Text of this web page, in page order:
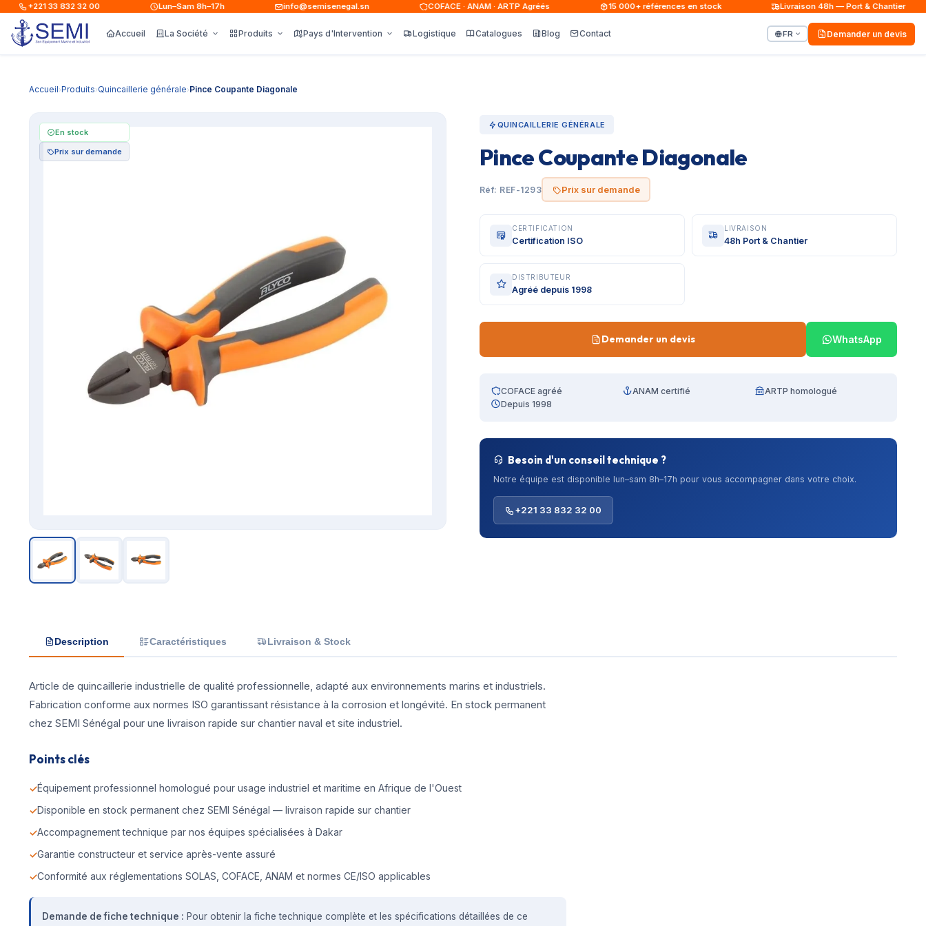
+221 33 832 32 00 Lun–Sam 8h–17h info@semisenegal.sn COFACE · ANAM · ARTP Agréés 15 000+ références en stock Livraison 48h — Port & Chantier
Accueil La Société Produits Pays d'Intervention Logistique Catalogues Blog Contact FR Demander un devis
Accueil›Produits›Quincaillerie générale›Pince Coupante Diagonale
En stock
Prix sur demande
QUINCAILLERIE GÉNÉRALE
Pince Coupante Diagonale
Réf: REF-1293 Prix sur demande
CERTIFICATION
Certification ISO
LIVRAISON
48h Port & Chantier
DISTRIBUTEUR
Agréé depuis 1998
Demander un devis WhatsApp
COFACE agréé ANAM certifié
ARTP homologué
Depuis 1998
Besoin d'un conseil technique ?
Notre équipe est disponible lun–sam 8h–17h pour vous accompagner dans votre choix.
+221 33 832 32 00
Description Caractéristiques Livraison & Stock
Article de quincaillerie industrielle de qualité professionnelle, adapté aux environnements marins et industriels.
Fabrication conforme aux normes ISO garantissant résistance à la corrosion et longévité. En stock permanent
chez SEMI Sénégal pour une livraison rapide sur chantier naval et site industriel.
Points clés
Équipement professionnel homologué pour usage industriel et maritime en Afrique de l'Ouest
Disponible en stock permanent chez SEMI Sénégal — livraison rapide sur chantier
Accompagnement technique par nos équipes spécialisées à Dakar
Garantie constructeur et service après-vente assuré
Conformité aux réglementations SOLAS, COFACE, ANAM et normes CE/ISO applicables
Demande de fiche technique : Pour obtenir la fiche technique complète et les spécifications détaillées de ce